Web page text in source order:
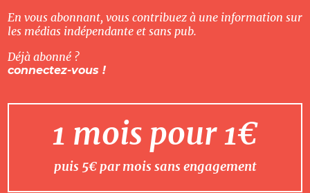
En vous abonnant, vous contribuez à une information sur
les médias indépendante et sans pub.
Déjà abonné ?
connectez-vous !
1 mois pour 1€
puis 5€ par mois sans engagement